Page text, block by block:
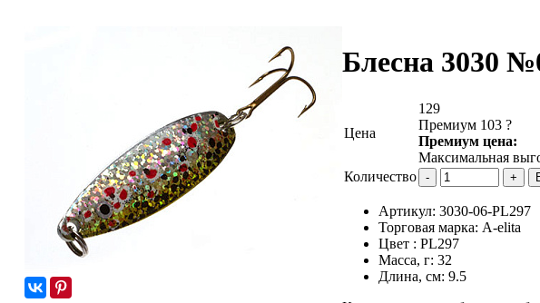
Блесна 3030
Цена
129
Премиум 103 ?
Премиум цена:
Максимальная
Количество
Артикул: 3030-06-PL297
Торговая марка: A-elita
Цвет : PL297
Масса, г: 32
Длина, см: 9.5